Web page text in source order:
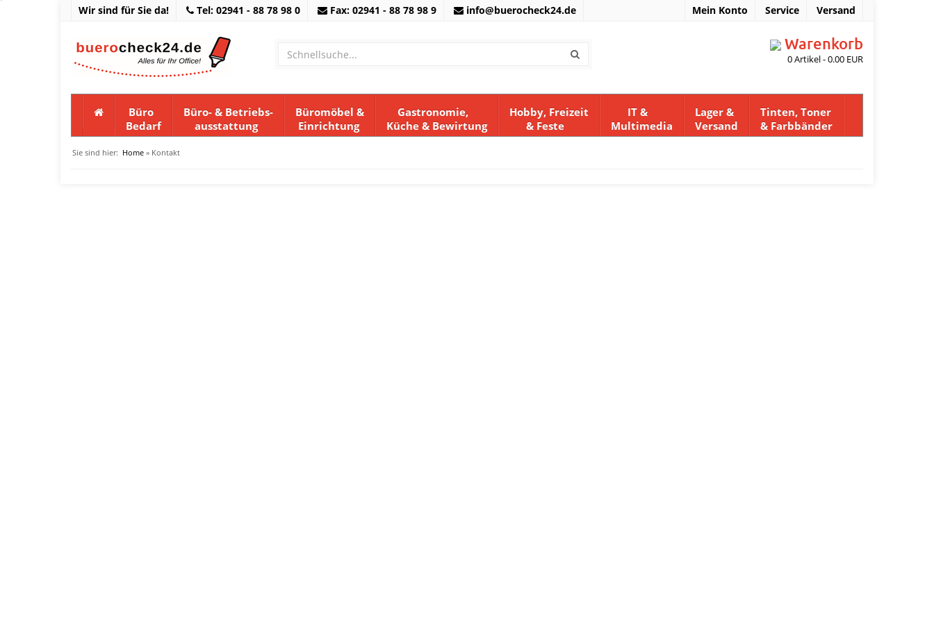
Wir sind für Sie da! Tel: 02941 - 88 78 98 0 Fax: 02941 - 88 78 98 9 info@buerocheck24.de Mein Konto Service Versand
Warenkorb
0Artikel -0.00 EUR
Büro
Bedarf
Büro- & Betriebs-
ausstattung
Büromöbel &
Einrichtung
Gastronomie,
Küche & Bewirtung
Hobby, Freizeit
& Feste
IT &
Multimedia
Lager &
Versand
Tinten, Toner
& Farbbänder
Sie sind hier: Home » Kontakt